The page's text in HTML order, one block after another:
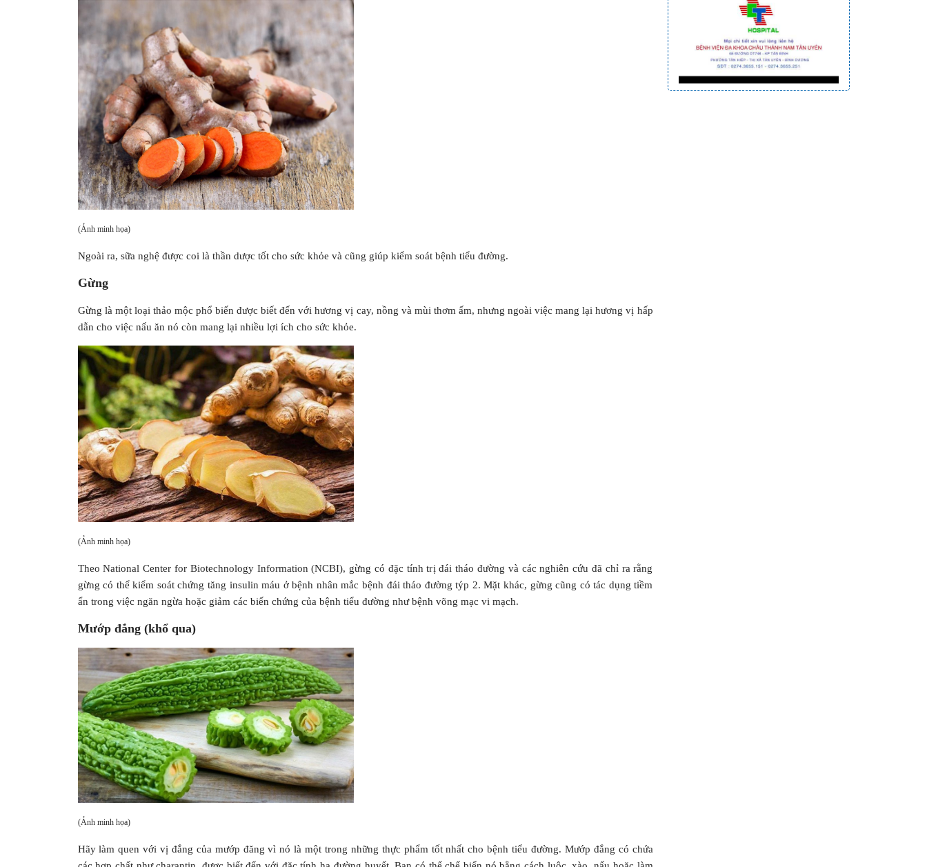
(Ảnh minh họa)
Ngoài ra, sữa nghệ được coi là thần dược tốt cho sức khỏe và cũng giúp kiểm soát bệnh tiểu đường.
Gừng
Gừng là một loại thảo mộc phổ biến được biết đến với hương vị cay, nồng và mùi thơm ấm, nhưng ngoài việc mang lại hương vị hấp
dẫn cho việc nấu ăn nó còn mang lại nhiều lợi ích cho sức khỏe.
(Ảnh minh họa)
Theo National Center for Biotechnology Information (NCBI), gừng có đặc tính trị đái tháo đường và các nghiên cứu đã chỉ ra rằng
gừng có thể kiểm soát chứng tăng insulin máu ở bệnh nhân mắc bệnh đái tháo đường týp 2. Mặt khác, gừng cũng có tác dụng tiềm
ẩn trong việc ngăn ngừa hoặc giảm các biến chứng của bệnh tiểu đường như bệnh võng mạc vi mạch.
Mướp đắng (khổ qua)
(Ảnh minh họa)
Hãy làm quen với vị đắng của mướp đăng vì nó là một trong những thực phẩm tốt nhất cho bệnh tiểu đường. Mướp đắng có chứa